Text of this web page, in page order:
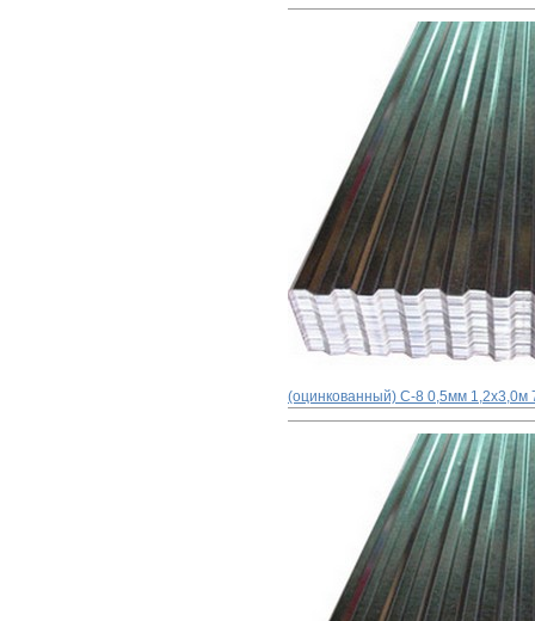
(оцинкованный) С-8 0,5мм 1,2x3,0м